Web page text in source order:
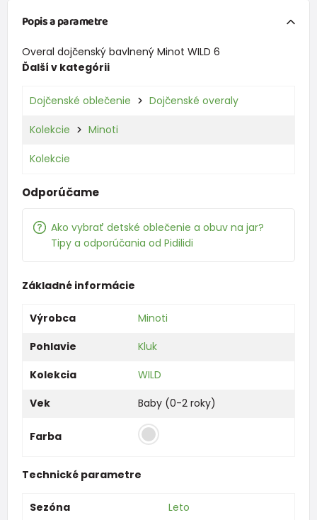
Popis a parametre
Overal dojčenský bavlnený Minot WILD 6
Ďalší v kategórii
Dojčenské oblečenie Dojčenské overaly
Kolekcie Minoti
Kolekcie
Odporúčame
Ako vybrať detské oblečenie a obuv na jar?
Tipy a odporúčania od Pidilidi
Základné informácie
Výrobca
Minoti
Pohlavie
Kluk
Kolekcia
WILD
Vek
Baby (0-2 roky)
Farba
Technické parametre
Sezóna
Leto